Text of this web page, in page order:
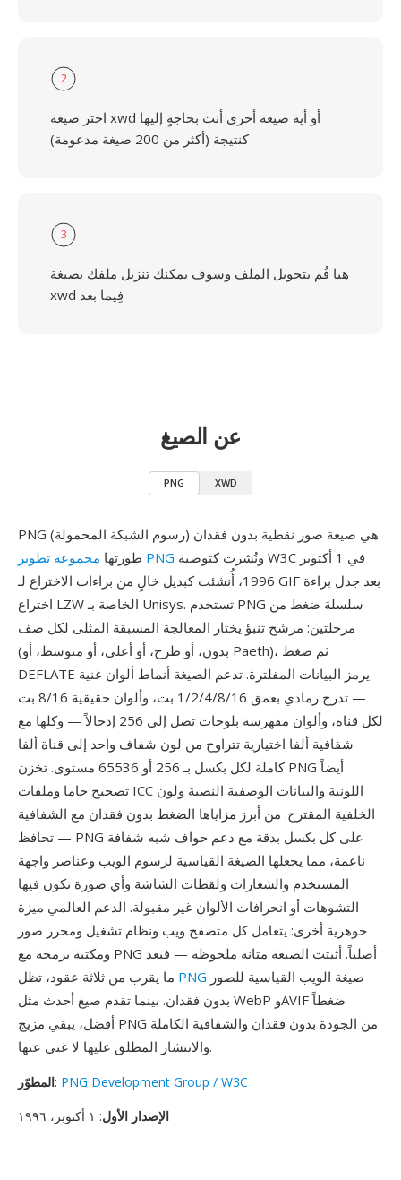
2
اختر صيغة xwd أو أية صيغة أخرى أنت بحاجةٍ إليها
كنتيجة (أكثر من 200 صيغة مدعومة)
3
هيا قُم بتحويل الملف وسوف يمكنك تنزيل ملفك بصيغة
xwd فِيما بعد
عن الصيغ
PNG XWD
PNG (رسوم الشبكة المحمولة) هي صيغة صور نقطية بدون فقدان
طورتها مجموعة تطوير PNG
1996، أُنشئت كبديل خالٍ من براءات الاختراع لـ GIF بعد جدل براءة
اختراع LZW الخاصة بـ Unisys. تستخدم PNG سلسلة ضغط من
مرحلتين: مرشح تنبؤ يختار المعالجة المسبقة المثلى لكل صف
(بدون، أو طرح، أو أعلى، أو متوسط، أو Paeth)، ثم ضغط
DEFLATE يرمز البيانات المفلترة. تدعم الصيغة أنماط ألوان غنية
— تدرج رمادي بعمق 1/2/4/8/16 بت، وألوان حقيقية 8/16 بت
لكل قناة، وألوان مفهرسة بلوحات تصل إلى 256 إدخالاً — وكلها مع
شفافية ألفا اختيارية تتراوح من لون شفاف واحد إلى قناة ألفا
كاملة لكل بكسل بـ 256 أو 65536 مستوى. تخزن PNG أيضاً
تصحيح جاما وملفات ICC اللونية والبيانات الوصفية النصية ولون
الخلفية المقترح. من أبرز مزاياها الضغط بدون فقدان مع الشفافية
— تحافظ PNG على كل بكسل بدقة مع دعم حواف شبه شفافة
ناعمة، مما يجعلها الصيغة القياسية لرسوم الويب وعناصر واجهة
المستخدم والشعارات ولقطات الشاشة وأي صورة تكون فيها
التشوهات أو انحرافات الألوان غير مقبولة. الدعم العالمي ميزة
جوهرية أخرى: يتعامل كل متصفح ويب ونظام تشغيل ومحرر صور
ومكتبة برمجة مع PNG أصلياً. أثبتت الصيغة متانة ملحوظة — فبعد
PNG
بدون فقدان. بينما تقدم صيغ أحدث مثل WebP وAVIF ضغطاً
أفضل، يبقي مزيج PNG من الجودة بدون فقدان والشفافية الكاملة
والانتشار المطلق عليها لا غنى عنها.
المطوّر: PNG Development Group / W3C
الإصدار الأول: ١ أكتوبر، ١٩٩٦